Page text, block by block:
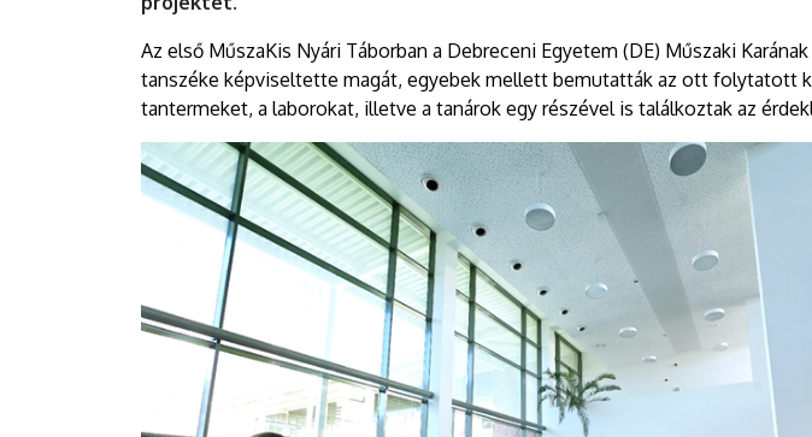
Az első MűszaKis Nyári Táborban a Debreceni Egyetem (DE) Műszaki
tanszéke képviseltette magát, egyebek mellett bemutatták az ott folytatott
tantermeket, a laborokat, illetve a tanárok egy részével is találkoztak az